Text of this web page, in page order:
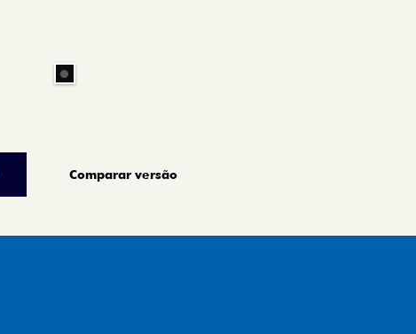
Comparar versão